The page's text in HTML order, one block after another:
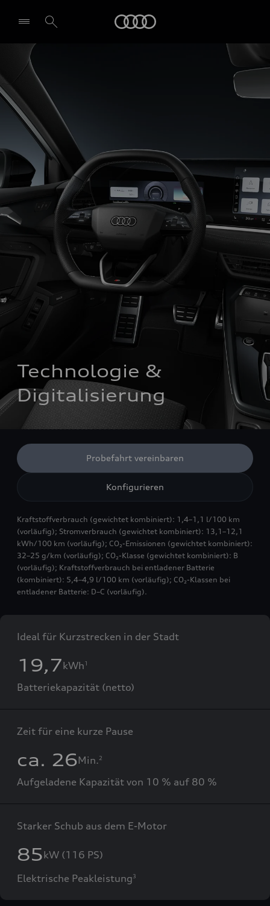
Technologie & Digitalisierung
Technologie &
Digitalisierung
Probefahrt vereinbaren
Konfigurieren
Kraftstoffverbrauch (gewichtet kombiniert): 1,4–1,1 l/100 km
(vorläufig); Stromverbrauch (gewichtet kombiniert): 13,1–12,1
kWh/100 km (vorläufig); CO₂-Emissionen (gewichtet kombiniert):
32–25 g/km (vorläufig); CO₂-Klasse (gewichtet kombiniert): B
(vorläufig); Kraftstoffverbrauch bei entladener Batterie
(kombiniert): 5,4–4,9 l/100 km (vorläufig); CO₂-Klassen bei
entladener Batterie: D–C (vorläufig).
Ideal für Kurzstrecken in der Stadt
19,7kWh1
Batteriekapazität (netto)
Zeit für eine kurze Pause
ca. 26Min.2
Aufgeladene Kapazität von 10 % auf 80 %
Starker Schub aus dem E-Motor
85kW (116 PS)
Elektrische Peakleistung3